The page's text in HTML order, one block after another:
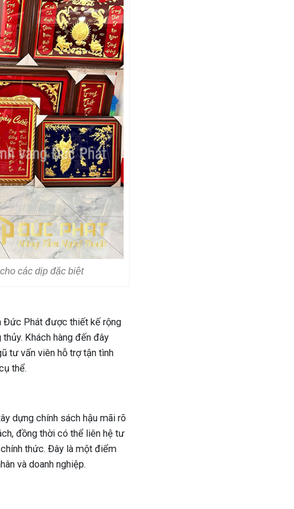
các dịp đặc biệt
Đức Phát được thiết kế rộng
Khách hàng đến đây
tư vấn viên hỗ trợ tận tình
thể.
dựng chính sách hậu mãi rõ
đồng thời có thể liên hệ tư
thức. Đây là một điểm
và doanh nghiệp.